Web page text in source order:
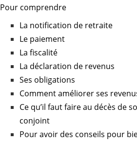
Pour comprendre
La notification de retraite
Le paiement
La fiscalité
La déclaration de revenus
Ses obligations
Comment améliorer ses
Ce qu’il faut faire au décès de
conjoint
Pour avoir des conseils pour